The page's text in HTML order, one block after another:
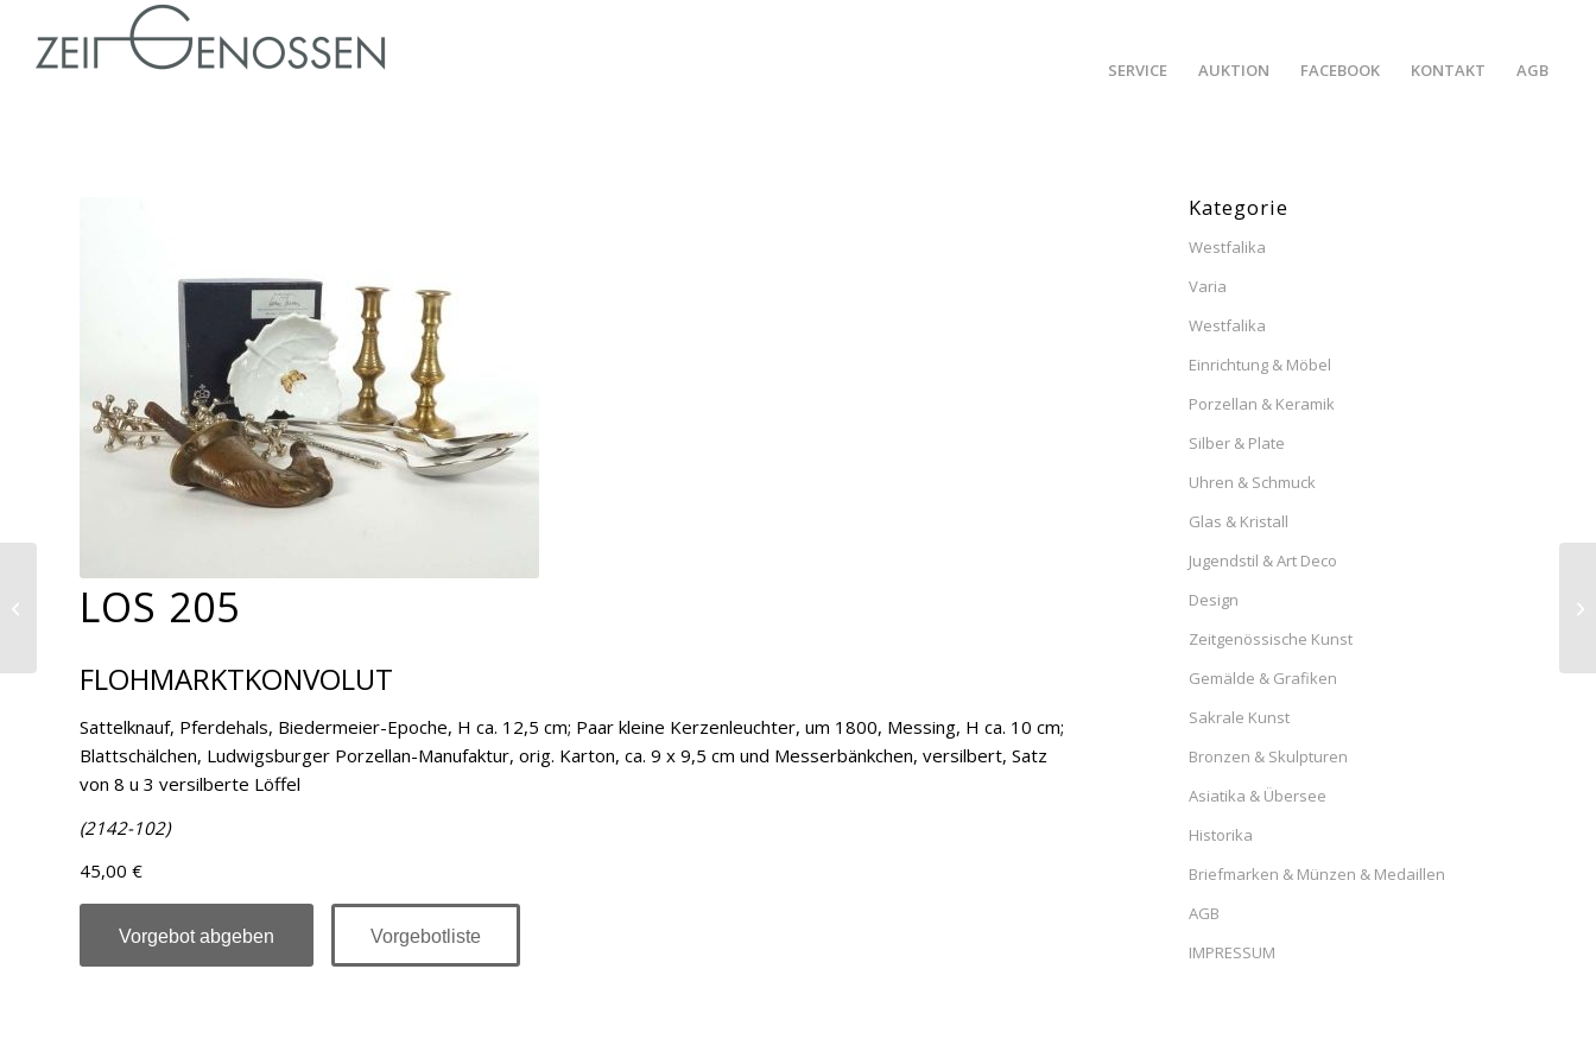
SERVICE AUKTION FACEBOOK KONTAKT AGB
LOS 205
FLOHMARKTKONVOLUT
Sattelknauf, Pferdehals, Biedermeier-Epoche, H ca. 12,5 cm; Paar kleine Kerzenleuchter, um 1800, Messing, H ca. 10 cm;
Blattschälchen, Ludwigsburger Porzellan-Manufaktur, orig. Karton, ca. 9 x 9,5 cm und Messerbänkchen, versilbert, Satz
von 8 u 3 versilberte Löffel
(2142-102)
45,00 €
Vorgebot abgeben Vorgebotliste
Kategorie
Westfalika
Varia
Westfalika
Einrichtung & Möbel
Porzellan & Keramik
Silber & Plate
Uhren & Schmuck
Glas & Kristall
Jugendstil & Art Deco
Design
Zeitgenössische Kunst
Gemälde & Grafiken
Sakrale Kunst
Bronzen & Skulpturen
Asiatika & Übersee
Historika
Briefmarken & Münzen & Medaillen
AGB
IMPRESSUM